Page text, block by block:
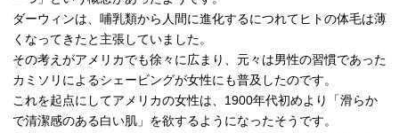
ダーウィンは、哺乳類から人間に進化するにつれてヒトの体毛は薄
くなってきたと主張していました。
その考えがアメリカでも徐々に広まり、元々は男性の習慣であった
カミソリによるシェービングが女性にも普及したのです。
これを起点にしてアメリカの女性は、1900年代初めより「滑らか
で清潔感のある白い肌」を欲するようになったそうです。